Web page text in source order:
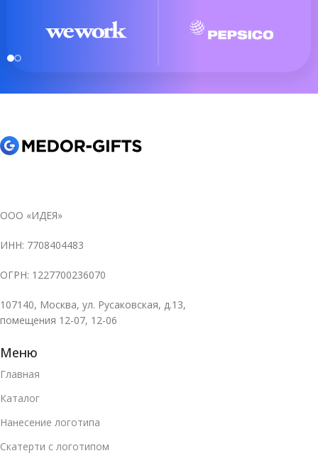
ООО «ИДЕЯ»
ИНН: 7708404483
ОГРН: 1227700236070
107140, Москва, ул. Русаковская, д.13,
помещения 12-07, 12-06
Меню
Главная
Каталог
Нанесение логотипа
Скатерти с логотипом